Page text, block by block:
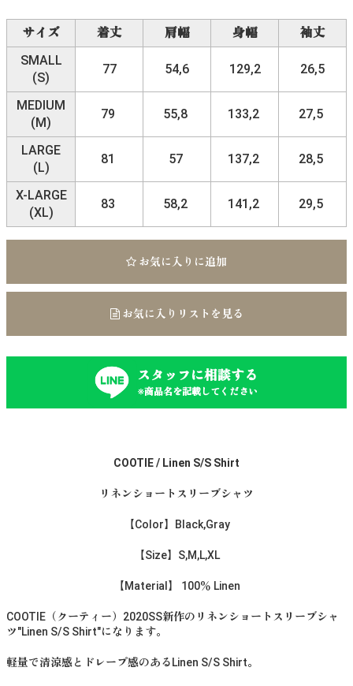
サイズ 着丈 肩幅 身幅
袖丈
SMALL
(S)
77 54,6 129,2 26,5
MEDIUM
(M)
79 55,8 133,2 27,5
LARGE
(L)
81 57 137,2 28,5
X-LARGE
(XL)
83 58,2 141,2 29,5
お気に入りに追加
お気に入りリストを見る
スタッフに相談する
※商品名を記載してください
COOTIE / Linen S/S Shirt
リネンショートスリーブシャツ
【Color】Black,Gray
【Size】S,M,L,XL
【Material】 100％ Linen
COOTIE（クーティー）2020SS新作のリネンショートスリーブシャ
ツ"Linen S/S Shirt"になります。
軽量で清涼感とドレープ感のあるLinen S/S Shirt。